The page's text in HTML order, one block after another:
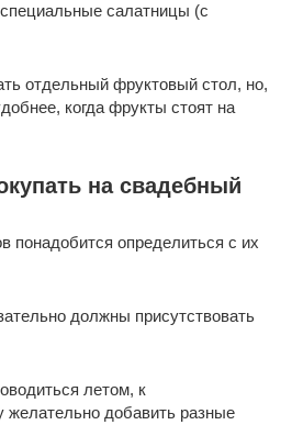
салатницы (с
отдельный фруктовый стол, но,
когда фрукты стоят на
на свадебный
понадобится определиться с их
должны присутствовать
летом, к
желательно добавить разные